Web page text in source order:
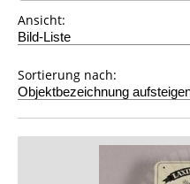
Ansicht:
Sortierung nach: